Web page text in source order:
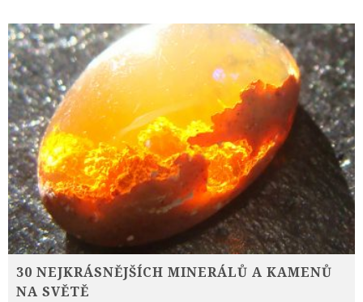
30 NEJKRÁSNĚJŠÍCH MINERÁLŮ A KAMENŮ
NA SVĚTĚ